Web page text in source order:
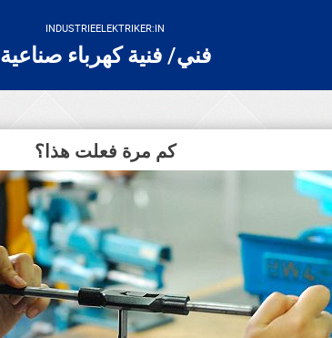
INDUSTRIEELEKTRIKER:IN
فني/ فنية كهرباء صناعية
كم مرة فعلت هذا؟